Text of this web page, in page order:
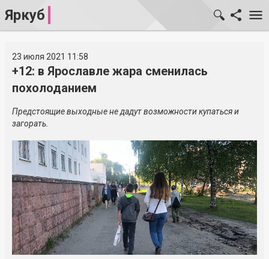
Яркуб
23 июля 2021 11:58
+12: в Ярославле жара сменилась
похолоданием
Предстоящие выходные не дадут возможности купаться и
загорать.